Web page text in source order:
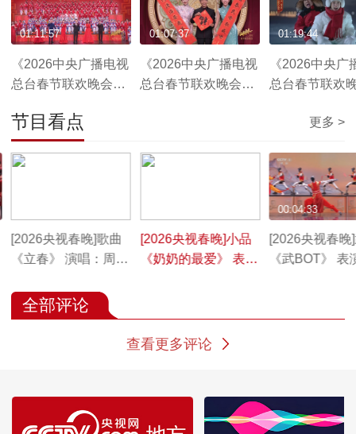
《2026中央广播电视
总台春节联欢晚会》
版）
01:11:57
《2026中央广播电视
总台春节联欢晚会》
01:07:37
《2026中央广
总台春节联欢
01:19:44
节目看点 更多 >
[2026央视春晚]歌曲
《立春》 演唱：周慧
海璐 等（字幕版）
[2026央视春晚]小品
《奶奶的最爱》 表
[2026央视春晚
《武BOT》 表
00:04:33
全部评论
查看更多评论